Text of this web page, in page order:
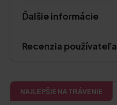
Ďalšie informácie
Recenzia používateľa
NAJLEPŠIE NA TRÁVENIE